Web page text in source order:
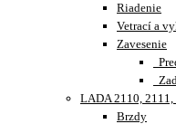
Riadenie
Vetrací a
Zavesenie
LADA 2110, 2111,
Brzdy